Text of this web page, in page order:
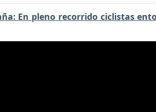
En pleno recorrido ciclistas